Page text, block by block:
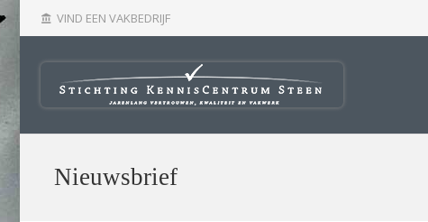
account_balance VIND EEN VAKBEDRIJF
Nieuwsbrief